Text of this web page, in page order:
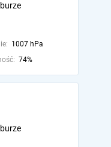
1007 hPa
74%